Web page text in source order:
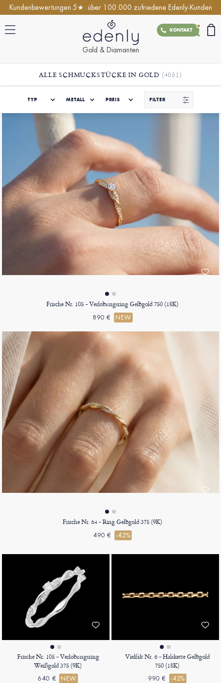
Kundenbewertungen 5★: über 100.000 zufriedene Edenly-Kunden
KONTAKT
Gold & Diamanten
ALLE SCHMUCKSTÜCKE IN GOLD (4051)
TYP METALL PREIS FILTER
Frische Nr. 105 - Verlobungsring Gelbgold 750 (18K)
890 € NEW
Frische Nr. 64 - Ring Gelbgold 375 (9K)
490 € -42%
Frische Nr. 105 - Verlobungsring
Weißgold 375 (9K)
640 € NEW
Vielfalt Nr. 6 - Halskette Gelbgold
750 (18K)
990 € -42%